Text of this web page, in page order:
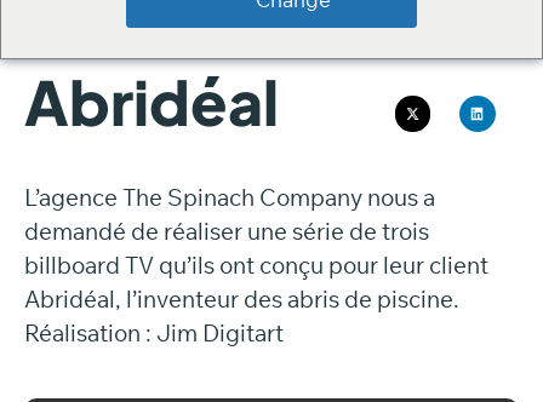
JIM DIGITART
Abridéal
L’agence The Spinach Company nous a
demandé de réaliser une série de trois
billboard TV qu’ils ont conçu pour leur client
Abridéal, l’inventeur des abris de piscine.
Réalisation : Jim Digitart